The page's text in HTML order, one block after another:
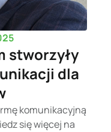
stworzyły
dla
komunikacyjną
się więcej na